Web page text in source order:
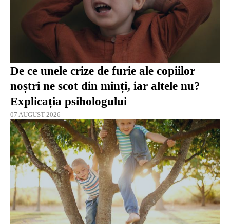
De ce unele crize de furie ale copiilor
noștri ne scot din minți, iar altele nu?
Explicația psihologului
07 AUGUST 2026